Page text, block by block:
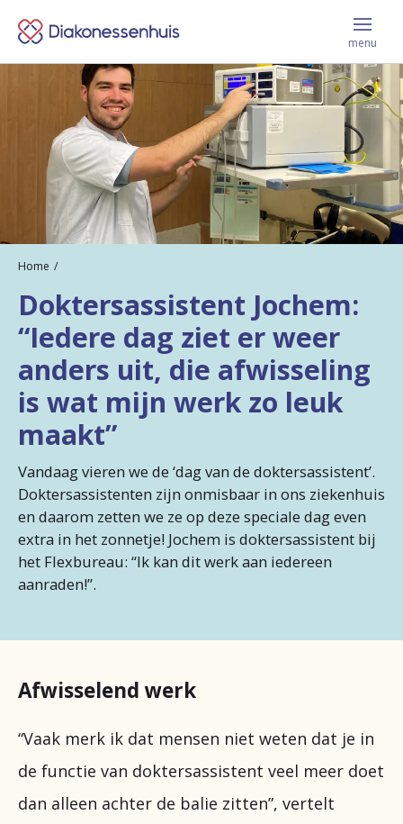
Keer
terug
homepage
Menu
menu
Vacatures
Leer ons kennen
Jij krijgt bij ons
Werken en leren
Naar diakonessenhuis.nl
Contact
Home
Doktersassistent Jochem:
“Iedere dag ziet er weer
anders uit, die afwisseling
is wat mijn werk zo leuk
maakt”
Vandaag vieren we de ‘dag van de doktersassistent’.
Doktersassistenten zijn onmisbaar in ons ziekenhuis
en daarom zetten we ze op deze speciale dag even
extra in het zonnetje! Jochem is doktersassistent bij
het Flexbureau: “Ik kan dit werk aan iedereen
aanraden!”.
Afwisselend werk
“Vaak merk ik dat mensen niet weten dat je in
de functie van doktersassistent veel meer doet
dan alleen achter de balie zitten”, vertelt